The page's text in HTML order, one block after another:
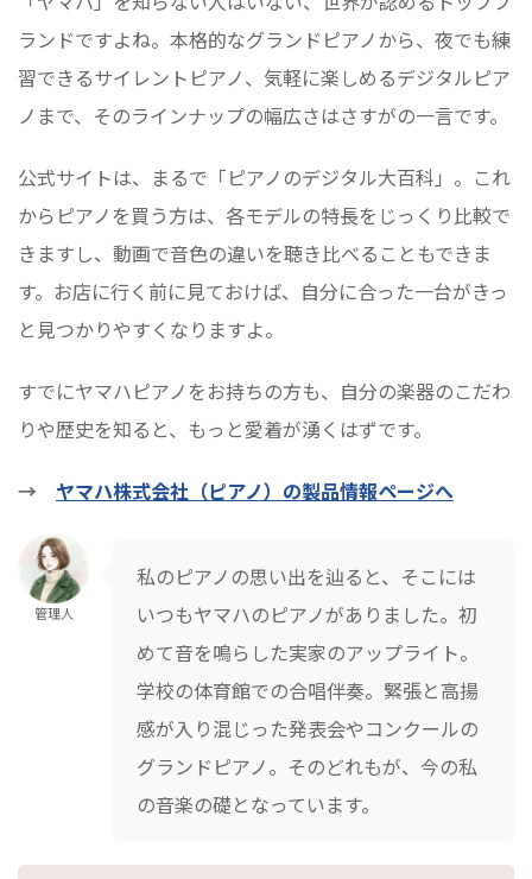
ランドですよね。本格的なグランドピアノから、夜でも練
習できるサイレントピアノ、気軽に楽しめるデジタルピア
ノまで、そのラインナップの幅広さはさすがの一言です。
公式サイトは、まるで「ピアノのデジタル大百科」。これ
からピアノを買う方は、各モデルの特長をじっくり比較で
きますし、動画で音色の違いを聴き比べることもできま
す。お店に行く前に見ておけば、自分に合った一台がきっ
と見つかりやすくなりますよ。
すでにヤマハピアノをお持ちの方も、自分の楽器のこだわ
りや歴史を知ると、もっと愛着が湧くはずです。
→ ヤマハ株式会社（ピアノ）の製品情報ページへ
管理人
私のピアノの思い出を辿ると、そこには
いつもヤマハのピアノがありました。初
めて音を鳴らした実家のアップライト。
学校の体育館での合唱伴奏。緊張と高揚
感が入り混じった発表会やコンクールの
グランドピアノ。そのどれもが、今の私
の音楽の礎となっています。